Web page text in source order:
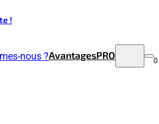
!
nous ?AvantagesPRO 0